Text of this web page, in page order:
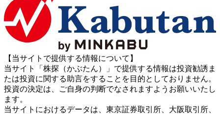
【当サイトで提供する情報について】
当サイト「株探（かぶたん）」で提供する情報は投資勧誘ま
たは投資に関する助言をすることを目的としておりません。
投資の決定は、ご自身の判断でなされますようお願いいたし
ます。
当サイトにおけるデータは、東京証券取引所、大阪取引所、